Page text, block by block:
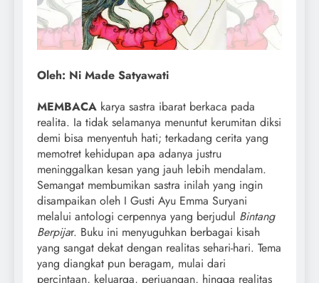
Oleh: Ni Made Satyawati
MEMBACA karya sastra ibarat berkaca pada
realita. Ia tidak selamanya menuntut kerumitan diksi
demi bisa menyentuh hati; terkadang cerita yang
memotret kehidupan apa adanya justru
meninggalkan kesan yang jauh lebih mendalam.
Semangat membumikan sastra inilah yang ingin
disampaikan oleh I Gusti Ayu Emma Suryani
melalui antologi cerpennya yang berjudul Bintang
Berpijar. Buku ini menyuguhkan berbagai kisah
yang sangat dekat dengan realitas sehari-hari. Tema
yang diangkat pun beragam, mulai dari
percintaan, keluarga, perjuangan, hingga realitas